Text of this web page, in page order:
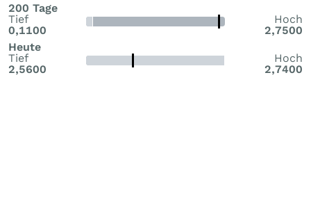
200 Tage
Tief
0,1100
Hoch
2,7500
Heute
Tief
2,5600
Hoch
2,7400